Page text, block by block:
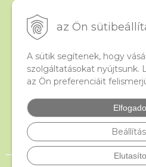
az Ön
A sütik segítenek, hogy
szolgáltatásokat nyújtsunk.
az Ön preferenciáit
Panasz, árucsere
Gyakori